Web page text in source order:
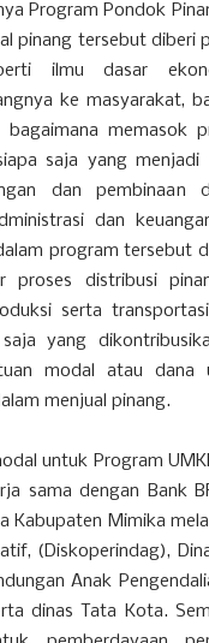
Program Pondok
pinang tersebut diberi
ilmu dasar
ke masyarakat,
bagaimana memasok
saja yang menjadi
dan pembinaan
dan
program tersebut
proses distribusi
serta
saja yang
modal atau dana
menjual pinang.
untuk Program
sama dengan Bank
Kabupaten Mimika
(Diskoperindag),
Anak
dinas Tata Kota.